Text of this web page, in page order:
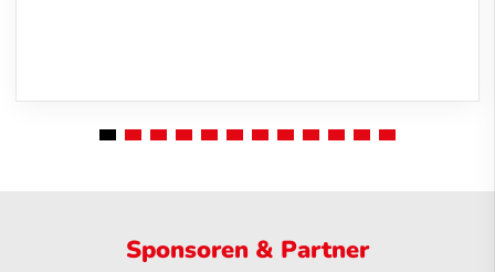
Sponsoren & Partner